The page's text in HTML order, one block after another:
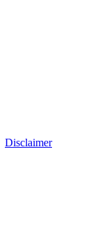
Disclaimer